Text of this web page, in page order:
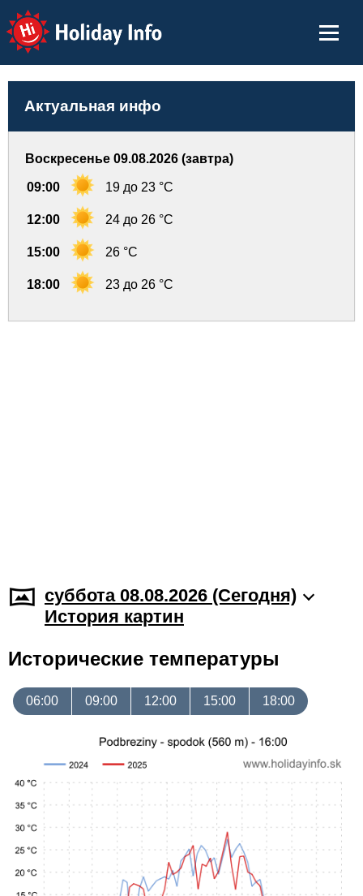
Holiday Info
Актуальная инфо
Воскресенье 09.08.2026 (завтра)
09:00 19 до 23 °C
12:00 24 до 26 °C
15:00 26 °C
18:00 23 до 26 °C
суббота 08.08.2026 (Cегодня)
История картин
Исторические температуры
06:00 09:00 12:00 15:00 18:00